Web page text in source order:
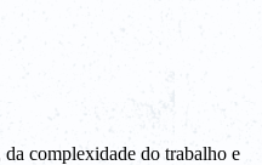
complexidade do trabalho e